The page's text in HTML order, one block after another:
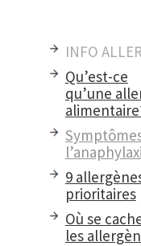
INFO
Qu’est-ce
qu’une
9
prioritaires
Où se
les